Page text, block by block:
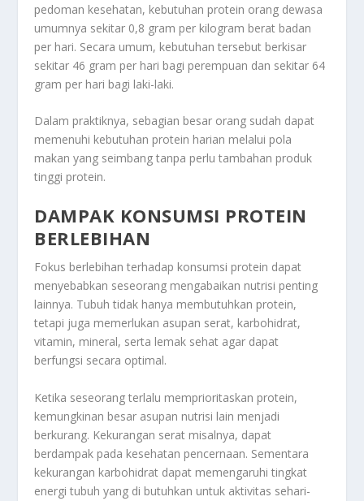
pedoman kesehatan, kebutuhan protein orang dewasa
umumnya sekitar 0,8 gram per kilogram berat badan
per hari. Secara umum, kebutuhan tersebut berkisar
sekitar 46 gram per hari bagi perempuan dan sekitar 64
gram per hari bagi laki-laki.
Dalam praktiknya, sebagian besar orang sudah dapat
memenuhi kebutuhan protein harian melalui pola
makan yang seimbang tanpa perlu tambahan produk
tinggi protein.
DAMPAK KONSUMSI PROTEIN
BERLEBIHAN
Fokus berlebihan terhadap konsumsi protein dapat
menyebabkan seseorang mengabaikan nutrisi penting
lainnya. Tubuh tidak hanya membutuhkan protein,
tetapi juga memerlukan asupan serat, karbohidrat,
vitamin, mineral, serta lemak sehat agar dapat
berfungsi secara optimal.
Ketika seseorang terlalu memprioritaskan protein,
kemungkinan besar asupan nutrisi lain menjadi
berkurang. Kekurangan serat misalnya, dapat
berdampak pada kesehatan pencernaan. Sementara
kekurangan karbohidrat dapat memengaruhi tingkat
energi tubuh yang di butuhkan untuk aktivitas sehari-